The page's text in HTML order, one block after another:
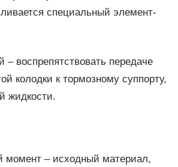
специальный элемент-
– воспрепятствовать передаче
колодки к тормозному суппорту,
жидкости.
момент – исходный материал,